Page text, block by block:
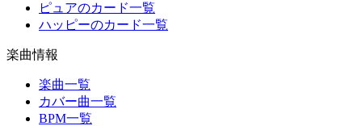
ピュアのカード一覧
ハッピーのカード一覧
楽曲情報
楽曲一覧
カバー曲一覧
BPM一覧